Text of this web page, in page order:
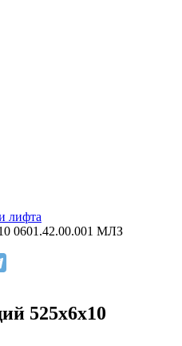
лифта
0601.42.00.001 МЛЗ
525х6х10